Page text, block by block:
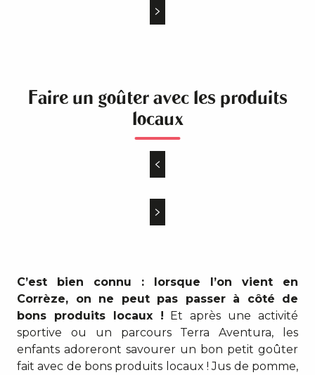
Faire un goûter avec les produits
locaux
C’est bien connu : lorsque l’on vient en
Corrèze, on ne peut pas passer à côté de
bons produits locaux ! Et après une activité
sportive ou un parcours Terra Aventura, les
enfants adoreront savourer un bon petit goûter
fait avec de bons produits locaux ! Jus de pomme,